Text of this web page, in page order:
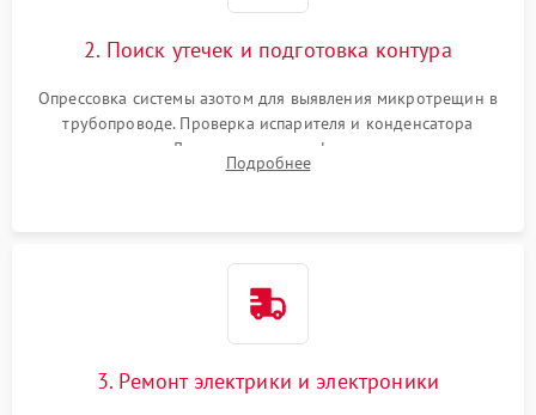
2. Поиск утечек и подготовка контура
Опрессовка системы азотом для выявления микротрещин в
трубопроводе. Проверка испарителя и конденсатора
течеискателем. Демонтаж старого фильтра-осушителя и
продувка капиллярной трубки для устранения засоров.
Подробнее
3. Ремонт электрики и электроники